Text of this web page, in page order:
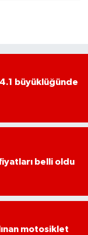
büyüklüğünde
belli oldu
motosiklet